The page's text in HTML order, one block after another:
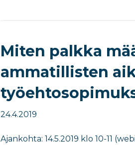
Miten palkka
ammatillisten
24.4.2019
Ajankohta: 14.5.2019 klo 10-11